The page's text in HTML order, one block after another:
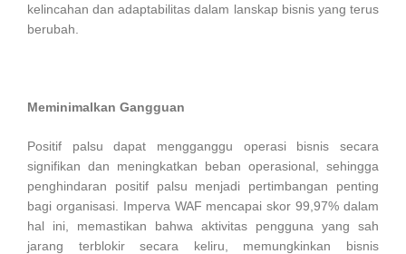
kelincahan dan adaptabilitas dalam lanskap bisnis yang terus
berubah.
Meminimalkan Gangguan
Positif palsu dapat mengganggu operasi bisnis secara
signifikan dan meningkatkan beban operasional, sehingga
penghindaran positif palsu menjadi pertimbangan penting
bagi organisasi. Imperva WAF mencapai skor 99,97% dalam
hal ini, memastikan bahwa aktivitas pengguna yang sah
jarang terblokir secara keliru, memungkinkan bisnis